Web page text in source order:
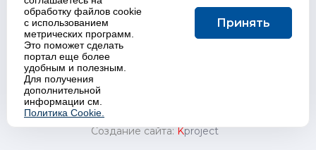
Обнинск". Главный редактор: Байкова Е.А.
Адрес электронной почты Редакции:
redactor@admobninsk.ru
Телефон Редакции: +7 (484) 395-85-85
Настоящий ресурс содержит материалы 18+
Политика в отношении обработки персональных
Создание сайта:Kproject
обработку файлов cookie
с использованием
метрических программ.
Это поможет сделать
портал еще более
удобным и полезным.
Для получения
дополнительной
информации см.
Политика Cookie.
Принять